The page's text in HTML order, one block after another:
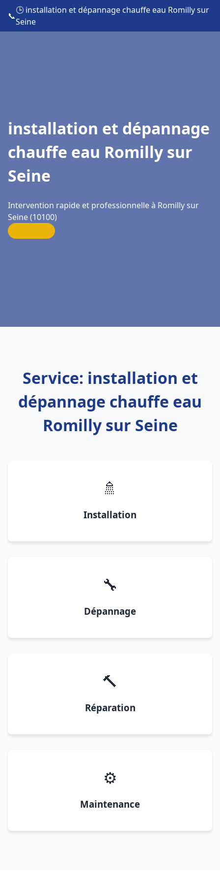
📞
🕒 installation et dépannage chauffe eau Romilly sur
Seine
installation et dépannage
chauffe eau Romilly sur
Seine
Intervention rapide et professionnelle à Romilly sur
Seine (10100)
Service: installation et
dépannage chauffe eau
Romilly sur Seine
🚿
Installation
🔧
Dépannage
🔨
Réparation
⚙️
Maintenance